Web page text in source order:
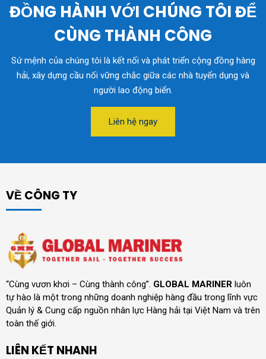
ĐỒNG HÀNH VỚI CHÚNG TÔI ĐỂ
CÙNG THÀNH CÔNG
Sứ mệnh của chúng tôi là kết nối và phát triển cộng đồng hàng
hải, xây dựng cầu nối vững chắc giữa các nhà tuyển dụng và
người lao động biển.
Liên hệ ngay
VỀ CÔNG TY
“Cùng vươn khơi – Cùng thành công”. GLOBAL MARINER luôn
tự hào là một trong những doanh nghiệp hàng đầu trong lĩnh vực
Quản lý & Cung cấp nguồn nhân lực Hàng hải tại Việt Nam và trên
toàn thế giới.
LIÊN KẾT NHANH